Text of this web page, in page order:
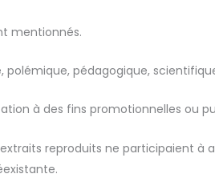
mentionnés.
pédagogique,
à des fins promotionnelles ou
extraits reproduits ne participaient